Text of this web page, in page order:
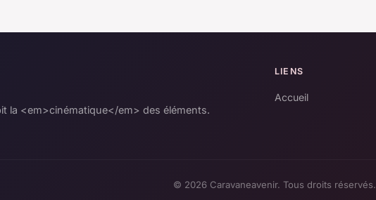
la <em>cinématique</em> des éléments.
LIENS
Accueil
© 2026 Caravaneavenir. Tous droits réservés.